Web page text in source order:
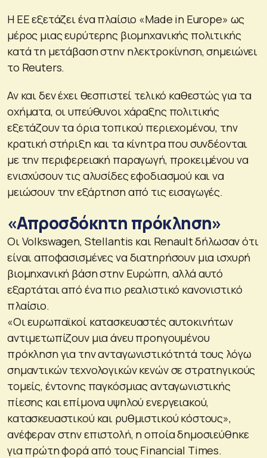
Η ΕΕ εξετάζει ένα πλαίσιο «Made in Europe» ως
μέρος μιας ευρύτερης βιομηχανικής πολιτικής
κατά τη μετάβαση στην ηλεκτροκίνηση, σημειώνει
το Reuters.
Αν και δεν έχει θεσπιστεί τελικό καθεστώς για τα
οχήματα, οι υπεύθυνοι χάραξης πολιτικής
εξετάζουν τα όρια τοπικού περιεχομένου, την
κρατική στήριξη και τα κίνητρα που συνδέονται
με την περιφερειακή παραγωγή, προκειμένου να
ενισχύσουν τις αλυσίδες εφοδιασμού και να
μειώσουν την εξάρτηση από τις εισαγωγές.
«Απροσδόκητη πρόκληση»
Οι Volkswagen, Stellantis και Renault δήλωσαν ότι
είναι αποφασισμένες να διατηρήσουν μια ισχυρή
βιομηχανική βάση στην Ευρώπη, αλλά αυτό
εξαρτάται από ένα πιο ρεαλιστικό κανονιστικό
πλαίσιο.
«Οι ευρωπαϊκοί κατασκευαστές αυτοκινήτων
αντιμετωπίζουν μια άνευ προηγουμένου
πρόκληση για την ανταγωνιστικότητά τους λόγω
σημαντικών τεχνολογικών κενών σε στρατηγικούς
τομείς, έντονης παγκόσμιας ανταγωνιστικής
πίεσης και επίμονα υψηλού ενεργειακού,
κατασκευαστικού και ρυθμιστικού κόστους»,
ανέφεραν στην επιστολή, η οποία δημοσιεύθηκε
για πρώτη φορά από τους Financial Times.